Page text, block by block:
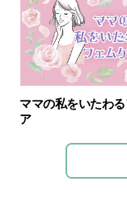
ママの私をいたわ
ア